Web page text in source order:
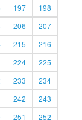
197
198
206
207
215
216
224
225
233
234
242
243
251 252